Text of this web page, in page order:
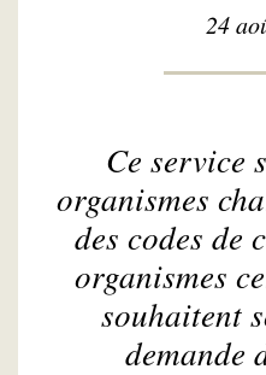
24
Ce service
organismes
des codes de
organismes
souhaitent
demande